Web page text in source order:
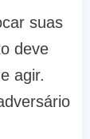
suas
deve
agir.